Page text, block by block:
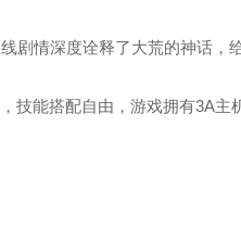
情深度诠释了大荒的神话，
能搭配自由，游戏拥有3A主